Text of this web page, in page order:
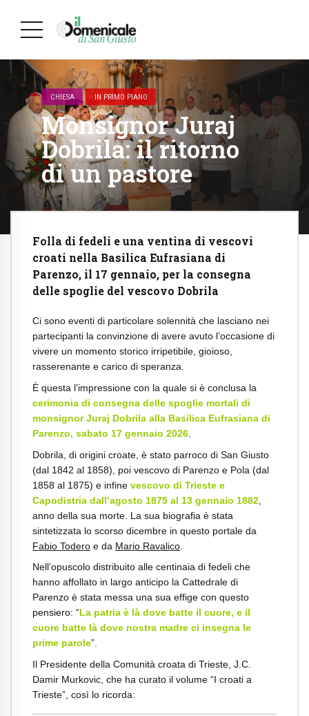
CHIESA IN PRIMO PIANO
Monsignor Juraj
Dobrila: il ritorno
di un pastore
Folla di fedeli e una ventina di vescovi
croati nella Basilica Eufrasiana di
Parenzo, il 17 gennaio, per la consegna
delle spoglie del vescovo Dobrila
Ci sono eventi di particolare solennità che lasciano nei
partecipanti la convinzione di avere avuto l’occasione di
vivere un momento storico irripetibile, gioioso,
rasserenante e carico di speranza.
È questa l’impressione con la quale si è conclusa la
cerimonia di consegna delle spoglie mortali di
monsignor Juraj Dobrila alla Basilica Eufrasiana di
Parenzo, sabato 17 gennaio 2026
Dobrila, di origini croate, è stato parroco di San Giusto
(dal 1842 al 1858), poi vescovo di Parenzo e Pola (dal
1858 al 1875) e infine vescovo di Trieste e
Capodistria dall’agosto 1875 al 13 gennaio 1882
anno della sua morte. La sua biografia è stata
sintetizzata lo scorso dicembre in questo portale da
Fabio Todero e da Mario Ravalico
Nell’opuscolo distribuito alle centinaia di fedeli che
hanno affollato in largo anticipo la Cattedrale di
Parenzo è stata messa una sua effige con questo
pensiero: “La patria è là dove batte il cuore, e il
cuore batte là dove nostra madre ci insegna le
prime parole”.
Il Presidente della Comunità croata di Trieste, J.C.
Damir Murkovic, che ha curato il volume “I croati a
Trieste”, così lo ricorda: